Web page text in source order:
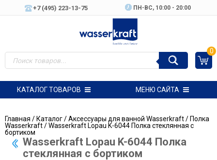
+7 (495) 223-13-75 ПН-ВC, 10:00 - 20:00
0
КАТАЛОГ ТОВАРОВ МЕНЮ САЙТА
Главная /Каталог/Аксессуары для ванной Wasserkraft/Полка
Wasserkraft/ Wasserkraft Lopau K-6044 Полка стеклянная с
бортиком
Wasserkraft Lopau K-6044 Полка
стеклянная с бортиком